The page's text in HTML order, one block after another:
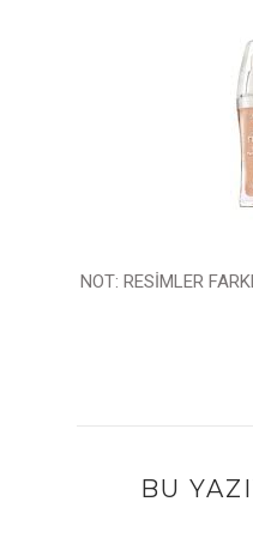
NOT: RESİMLER
BU